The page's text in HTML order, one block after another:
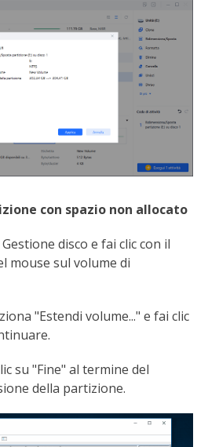
con spazio non allocato
disco e fai clic con il
mouse sul volume di
"Estendi volume..." e fai clic
su "Fine" al termine del
della partizione.